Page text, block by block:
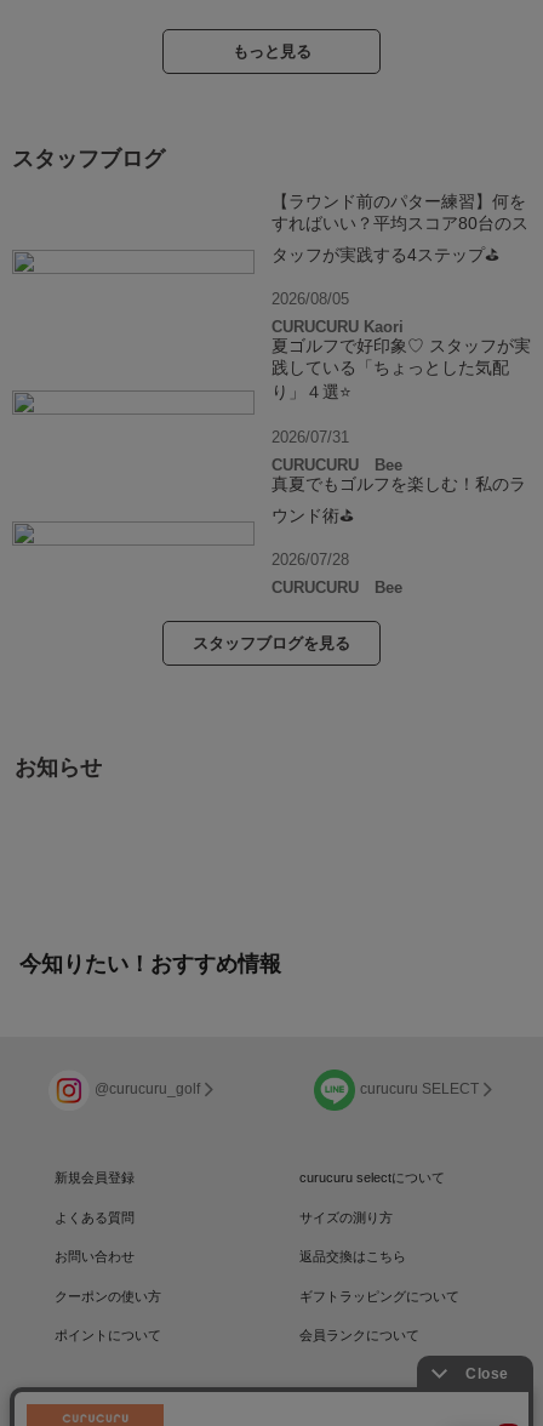
ても可愛いですし、買って
ラウンドでも快適です。夏
は白や明るい色合いになり
がちなので、コーデの幅か
てもべたつかず
首から風が通る
く感じます。
は、鮮やかなス
もっと見る
スタッフブログ
【ラウンド前のパター練習】何を
すればいい？平均スコア80台のス
タッフが実践する4ステップ⛳
2026/08/05
CURUCURU Kaori
夏ゴルフで好印象♡ スタッフが実
践している「ちょっとした気配
り」４選⭐️
2026/07/31
CURUCURU Bee
真夏でもゴルフを楽しむ！私のラ
ウンド術⛳️
2026/07/28
CURUCURU Bee
スタッフブログを見る
お知らせ
今知りたい！おすすめ情報
@curucuru_golf curucuru SELECT
新規会員登録 curucuru selectについて
よくある質問 サイズの測り方
お問い合わせ 返品交換はこちら
クーポンの使い方 ギフトラッピングについて
ポイントについて 会員ランクについて